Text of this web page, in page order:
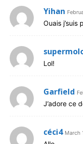
Yihan
Ouais j’suis
Lol!
Garfield
J’adore ce
céci4 March